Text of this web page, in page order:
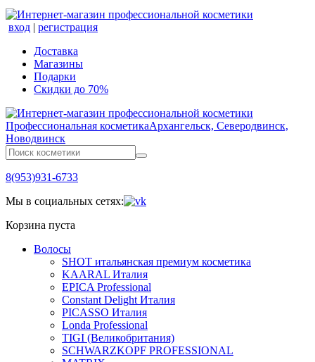
вход | регистрация
Доставка
Магазины
Подарки
Скидки до 70%
Профессиональная косметикаАрхангельск, Северодвинск,
Новодвинск
8(953)931-6733
Мы в социальных сетях:
Корзина пуста
Волосы
SHOT итальянская премиум косметика
KAARAL Италия
EPICA Professional
Constant Delight Италия
PICASSO Италия
Londa Professional
TIGI (Великобритания)
SCHWARZKOPF PROFESSIONAL